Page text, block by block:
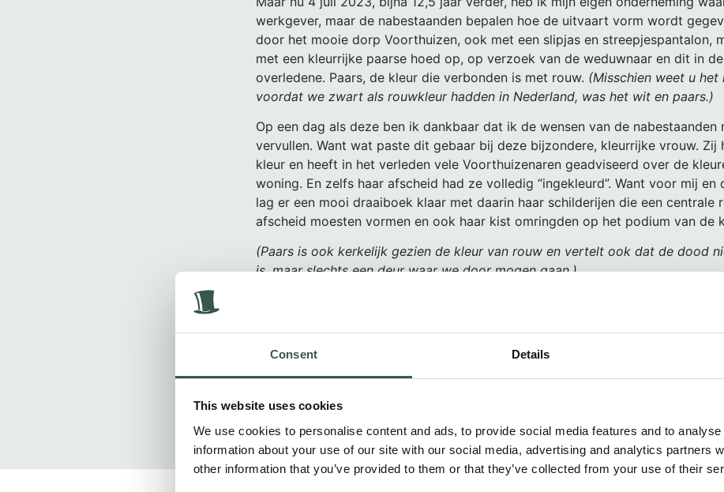
Consent Details
This website uses cookies
We use cookies to personalise content and ads, to provide social media features and to
information about your use of our site with our social media, advertising and analytics partners
other information that you’ve provided to them or that they’ve collected from your use of their
werkgever, maar de nabestaanden bepalen hoe de uitvaart vorm wordt
door het mooie dorp Voorthuizen, ook met een slipjas en streepjespantalon,
met een kleurrijke paarse hoed op, op verzoek van de weduwnaar en dit in
overledene. Paars, de kleur die verbonden is met rouw. (Misschien weet u het
voordat we zwart als rouwkleur hadden in Nederland, was het wit en paars.)
Op een dag als deze ben ik dankbaar dat ik de wensen van de nabestaanden
vervullen. Want wat paste dit gebaar bij deze bijzondere, kleurrijke vrouw. Zij
kleur en heeft in het verleden vele Voorthuizenaren geadviseerd over de
woning. En zelfs haar afscheid had ze volledig “ingekleurd”. Want voor mij en
lag er een mooi draaiboek klaar met daarin haar schilderijen die een centrale
afscheid moesten vormen en ook haar kist omringden op het podium van de
(Paars is ook kerkelijk gezien de kleur van rouw en vertelt ook dat de dood
is, maar slechts een deur waar we door mogen gaan.)
En ik droeg mijn paarse hoed als een kleurrijk eerbetoon omdat we het leven